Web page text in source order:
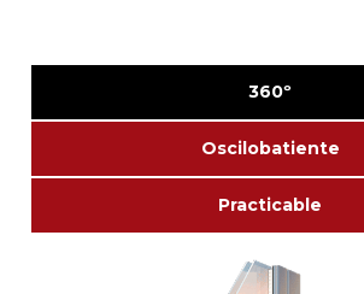
360º
Oscilobatiente
Practicable